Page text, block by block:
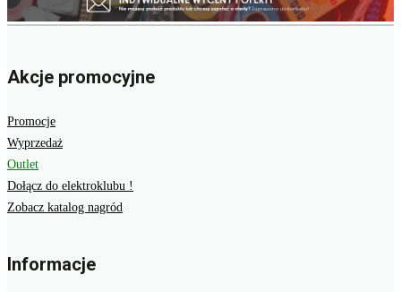
Akcje promocyjne
Promocje
Wyprzedaż
Outlet
Dołącz do elektroklubu !
Zobacz katalog nagród
Informacje